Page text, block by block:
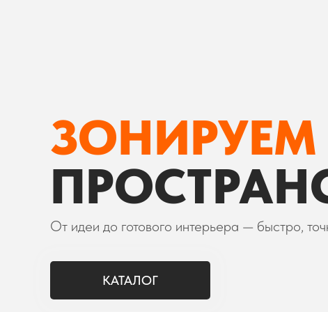
КАТАЛОГ
От идеи до готового интерьера — быстро,
ЗОНИРУЕМ